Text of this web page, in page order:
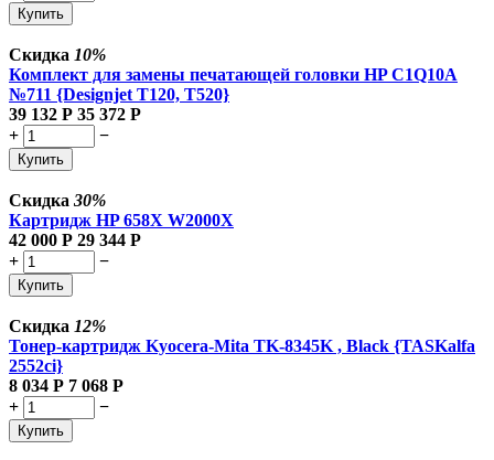
Купить
Скидка 10%
Комплект для замены печатающей головки HP C1Q10A
№711 {Designjet T120, T520}
39 132 Р 35 372 Р
+
−
Купить
Скидка 30%
Картридж HP 658X W2000X
42 000 Р 29 344 Р
+
−
Купить
Скидка 12%
Тонер-картридж Kyocera-Mita TK-8345K , Black {TASKalfa
2552ci}
8 034 Р 7 068 Р
+
−
Купить